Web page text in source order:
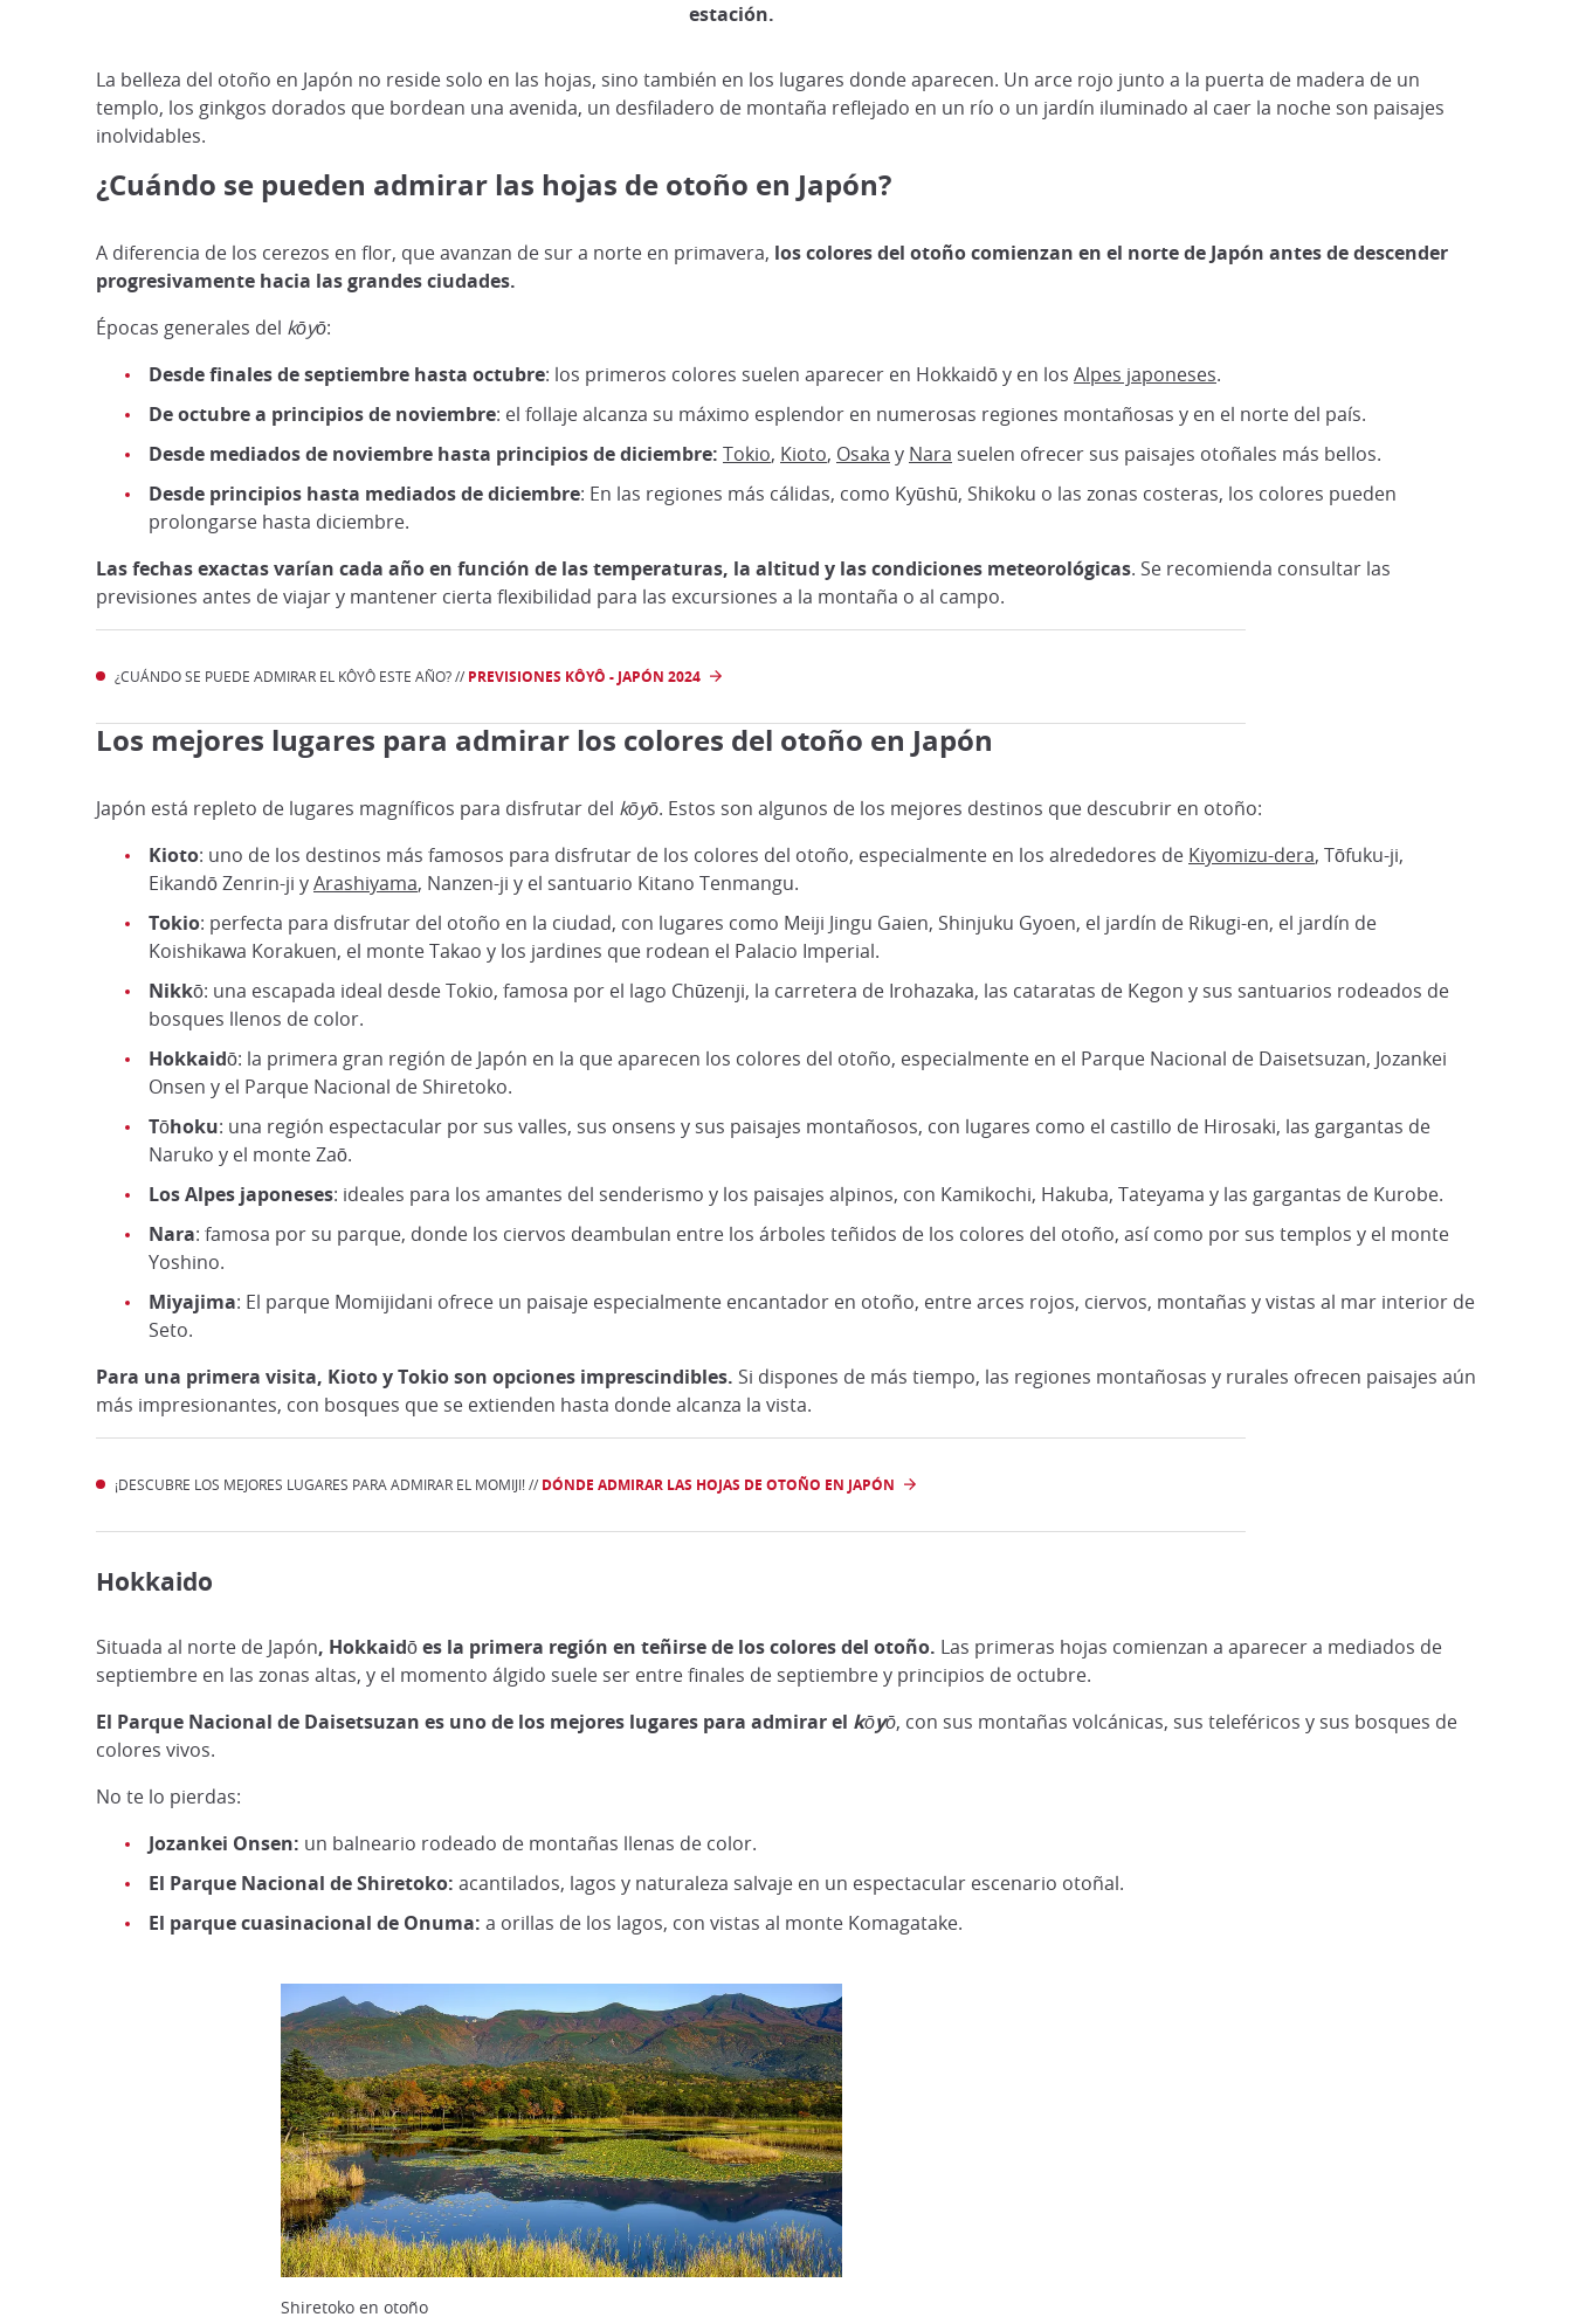
estación.
La belleza del otoño en Japón no reside solo en las hojas, sino también en los lugares donde aparecen. Un arce rojo junto a la puerta de madera de un
templo, los ginkgos dorados que bordean una avenida, un desfiladero de montaña reflejado en un río o un jardín iluminado al caer la noche son paisajes
inolvidables.
¿Cuándo se pueden admirar las hojas de otoño en Japón?
A diferencia de los cerezos en flor, que avanzan de sur a norte en primavera, los colores del otoño comienzan en el norte de Japón antes de descender
progresivamente hacia las grandes ciudades.
Épocas generales del kōyō:
Desde finales de septiembre hasta octubre: los primeros colores suelen aparecer en Hokkaidō y en los Alpes japoneses.
De octubre a principios de noviembre: el follaje alcanza su máximo esplendor en numerosas regiones montañosas y en el norte del país.
Desde mediados de noviembre hasta principios de diciembre: Tokio, Kioto, Osaka y Nara suelen ofrecer sus paisajes otoñales más bellos.
Desde principios hasta mediados de diciembre: En las regiones más cálidas, como Kyūshū, Shikoku o las zonas costeras, los colores pueden
prolongarse hasta diciembre.
Las fechas exactas varían cada año en función de las temperaturas, la altitud y las condiciones meteorológicas. Se recomienda consultar las
previsiones antes de viajar y mantener cierta flexibilidad para las excursiones a la montaña o al campo.
¿CUÁNDO SE PUEDE ADMIRAR EL KÔYÔ ESTE AÑO? // PREVISIONES KÔYÔ - JAPÓN 2024
Los mejores lugares para admirar los colores del otoño en Japón
Japón está repleto de lugares magníficos para disfrutar del kōyō. Estos son algunos de los mejores destinos que descubrir en otoño:
Kioto: uno de los destinos más famosos para disfrutar de los colores del otoño, especialmente en los alrededores de Kiyomizu-dera, Tōfuku-ji,
Eikandō Zenrin-ji yArashiyama, Nanzen-ji y el santuario Kitano Tenmangu.
Tokio: perfecta para disfrutar del otoño en la ciudad, con lugares como Meiji Jingu Gaien, Shinjuku Gyoen, el jardín de Rikugi-en, el jardín de
Koishikawa Korakuen, el monte Takao y los jardines que rodean el Palacio Imperial.
Nikkō: una escapada ideal desde Tokio, famosa por el lago Chūzenji, la carretera de Irohazaka, las cataratas de Kegon y sus santuarios rodeados de
bosques llenos de color.
Hokkaidō: la primera gran región de Japón en la que aparecen los colores del otoño, especialmente en el Parque Nacional de Daisetsuzan, Jozankei
Onsen y el Parque Nacional de Shiretoko.
Tōhoku: una región espectacular por sus valles, sus onsens y sus paisajes montañosos, con lugares como el castillo de Hirosaki, las gargantas de
Naruko y el monte Zaō.
Los Alpes japoneses: ideales para los amantes del senderismo y los paisajes alpinos, con Kamikochi, Hakuba, Tateyama y las gargantas de Kurobe.
Nara: famosa por su parque, donde los ciervos deambulan entre los árboles teñidos de los colores del otoño, así como por sus templos y el monte
Yoshino.
Miyajima: El parque Momijidani ofrece un paisaje especialmente encantador en otoño, entre arces rojos, ciervos, montañas y vistas al mar interior de
Seto.
Para una primera visita, Kioto y Tokio son opciones imprescindibles. Si dispones de más tiempo, las regiones montañosas y rurales ofrecen paisajes aún
más impresionantes, con bosques que se extienden hasta donde alcanza la vista.
¡DESCUBRE LOS MEJORES LUGARES PARA ADMIRAR EL MOMIJI! // DÓNDE ADMIRAR LAS HOJAS DE OTOÑO EN JAPÓN
Hokkaido
Situada al norte de Japón, Hokkaidō es la primera región en teñirse de los colores del otoño. Las primeras hojas comienzan a aparecer a mediados de
septiembre en las zonas altas, y el momento álgido suele ser entre finales de septiembre y principios de octubre.
El Parque Nacional de Daisetsuzan es uno de los mejores lugares para admirar el kōyō, con sus montañas volcánicas, sus teleféricos y sus bosques de
colores vivos.
No te lo pierdas:
Jozankei Onsen: un balneario rodeado de montañas llenas de color.
El Parque Nacional de Shiretoko: acantilados, lagos y naturaleza salvaje en un espectacular escenario otoñal.
El parque cuasinacional de Onuma: a orillas de los lagos, con vistas al monte Komagatake.
Shiretoko en otoño